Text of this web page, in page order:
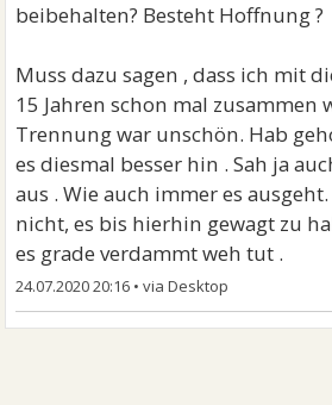
beibehalten? Besteht Hoffnung ?
Muss dazu sagen , dass ich mit
15 Jahren schon mal zusammen
Trennung war unschön. Hab
es diesmal besser hin . Sah ja
aus . Wie auch immer es
nicht, es bis hierhin gewagt zu
es grade verdammt weh tut .
24.07.2020 20:16 •